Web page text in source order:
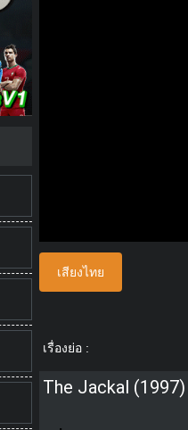
เสียงไทย
เรื่องย่อ :
The Jackal